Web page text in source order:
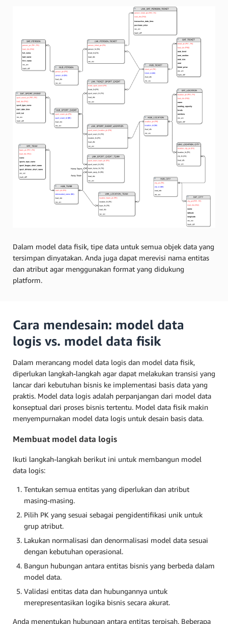
Dalam model data fisik, tipe data untuk semua objek data yang
tersimpan dinyatakan. Anda juga dapat merevisi nama entitas
dan atribut agar menggunakan format yang didukung
platform.
Cara mendesain: model data
logis vs. model data fisik
Dalam merancang model data logis dan model data fisik,
diperlukan langkah-langkah agar dapat melakukan transisi yang
lancar dari kebutuhan bisnis ke implementasi basis data yang
praktis. Model data logis adalah perpanjangan dari model data
konseptual dari proses bisnis tertentu. Model data fisik makin
menyempurnakan model data logis untuk desain basis data.
Membuat model data logis
Ikuti langkah-langkah berikut ini untuk membangun model
data logis:
Tentukan semua entitas yang diperlukan dan atribut
masing-masing.
Pilih PK yang sesuai sebagai pengidentifikasi unik untuk
grup atribut.
Lakukan normalisasi dan denormalisasi model data sesuai
dengan kebutuhan operasional.
Bangun hubungan antara entitas bisnis yang berbeda dalam
model data.
Validasi entitas data dan hubungannya untuk
merepresentasikan logika bisnis secara akurat.
Anda menentukan hubungan antara entitas terpisah. Beberapa